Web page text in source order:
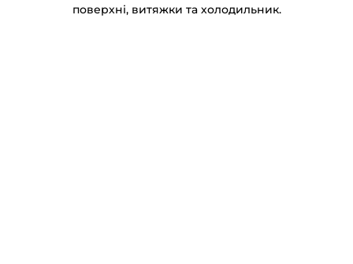
поверхні, витяжки та холодильник.